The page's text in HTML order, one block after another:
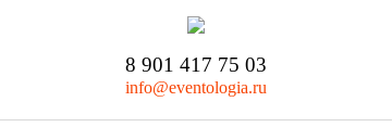
8 901 417 75 03
info@eventologia.ru